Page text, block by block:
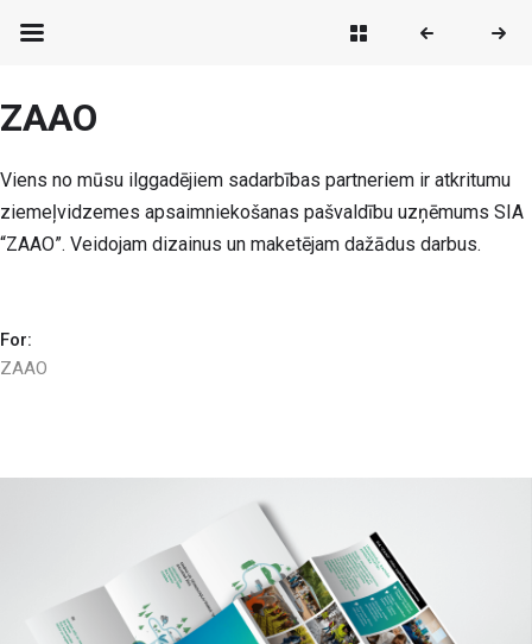
ZAAO
Viens no mūsu ilggadējiem sadarbības partneriem ir atkritumu
ziemeļvidzemes apsaimniekošanas pašvaldību uzņēmums SIA
“ZAAO”. Veidojam dizainus un maketējam dažādus darbus.
For:
ZAAO